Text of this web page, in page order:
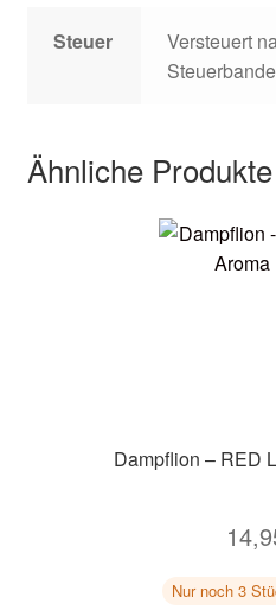
Steuer
Versteuert
Ähnliche Produkte
Dampflion – RED
Nur noch 3